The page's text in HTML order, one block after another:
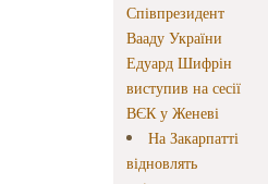
Співпрезидент
Вааду України
Едуард Шифрін
виступив на сесії
ВЄК у Женеві
На Закарпатті
відновлять